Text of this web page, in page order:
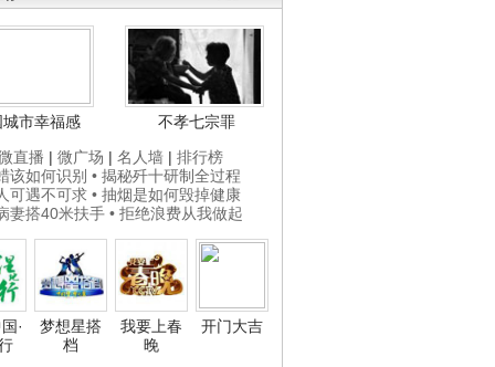
城市幸福感
不孝七宗罪
直播 | 微广场 | 名人墙 | 排行榜
该如何识别 • 揭秘歼十研制全过程
可遇不可求 • 抽烟是如何毁掉健康
妻搭40米扶手 • 拒绝浪费从我做起
·
梦想星搭
档
我要上春
晚
开门大吉